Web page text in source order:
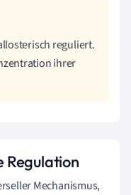
reguliert.
ihrer
Regulation
Mechanismus,